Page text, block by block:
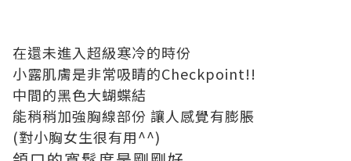
在還未進入超級寒冷的時份
小露肌膚是非常吸睛的Checkpoint!!
中間的黑色大蝴蝶結
能稍稍加強胸線部份 讓人感覺有膨脹
(對小胸女生很有用^^)